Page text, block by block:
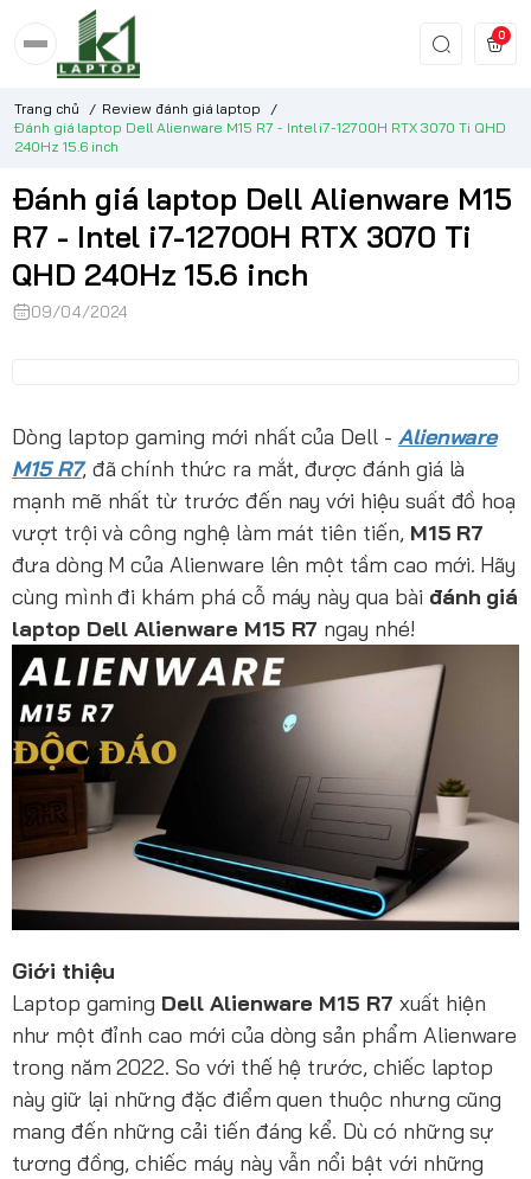
0
Trang chủ / Review đánh giá laptop
/
Đánh giá laptop Dell Alienware M15 R7 - Intel i7-12700H RTX 3070 Ti QHD
240Hz 15.6 inch
Đánh giá laptop Dell Alienware M15
R7 - Intel i7-12700H RTX 3070 Ti
QHD 240Hz 15.6 inch
09/04/2024
Dòng laptop gaming mới nhất của Dell - Alienware
M15 R7, đã chính thức ra mắt, được đánh giá là
mạnh mẽ nhất từ trước đến nay với hiệu suất đồ hoạ
vượt trội và công nghệ làm mát tiên tiến, M15 R7
đưa dòng M của Alienware lên một tầm cao mới. Hãy
cùng mình đi khám phá cỗ máy này qua bài đánh giá
laptop Dell Alienware M15 R7 ngay nhé!
Giới thiệu
Laptop gaming Dell Alienware M15 R7 xuất hiện
như một đỉnh cao mới của dòng sản phẩm Alienware
trong năm 2022. So với thế hệ trước, chiếc laptop
này giữ lại những đặc điểm quen thuộc nhưng cũng
mang đến những cải tiến đáng kể. Dù có những sự
tương đồng, chiếc máy này vẫn nổi bật với những